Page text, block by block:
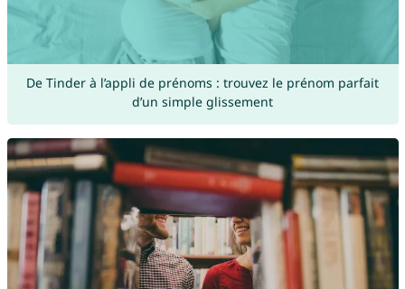
De Tinder à l’appli de prénoms : trouvez le prénom parfait
d’un simple glissement